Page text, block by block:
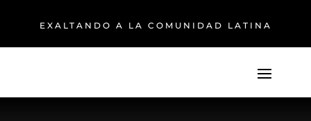
EXALTANDO A LA COMUNIDAD LATINA